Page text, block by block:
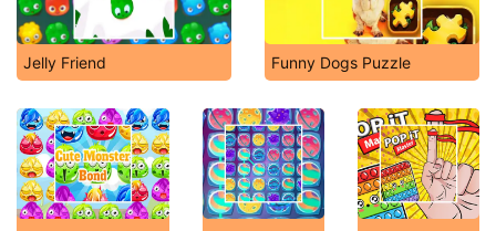
Jelly Friend Funny Dogs Puzzle